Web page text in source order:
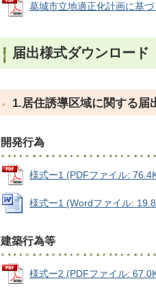
葛城市立地適正化計画に基
届出様式ダウンロード
1.居住誘導区域に関する届
開発行為
様式ー1 (PDFファイル:
様式ー1 (Wordファイル:
建築行為等
様式ー2 (PDFファイル: